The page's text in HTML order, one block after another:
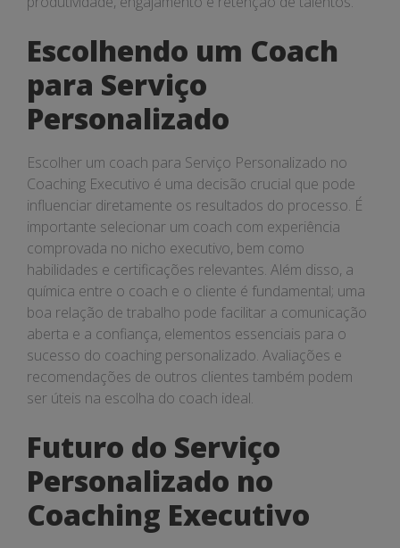
Escolhendo um Coach
para Serviço
Personalizado
Escolher um coach para Serviço Personalizado no
Coaching Executivo é uma decisão crucial que pode
influenciar diretamente os resultados do processo. É
importante selecionar um coach com experiência
comprovada no nicho executivo, bem como
habilidades e certificações relevantes. Além disso, a
química entre o coach e o cliente é fundamental; uma
boa relação de trabalho pode facilitar a comunicação
aberta e a confiança, elementos essenciais para o
sucesso do coaching personalizado. Avaliações e
recomendações de outros clientes também podem
ser úteis na escolha do coach ideal.
Futuro do Serviço
Personalizado no
Coaching Executivo